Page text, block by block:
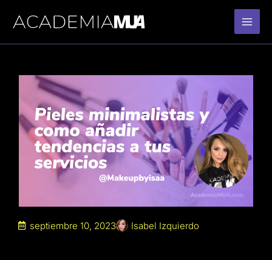
septiembre 10, 2023 Isabel Izquierdo